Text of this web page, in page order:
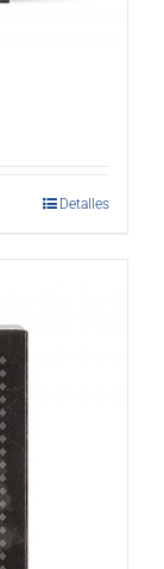
Detalles